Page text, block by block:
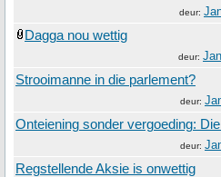
deur:
Dagga nou wettig
deur:
Strooimanne in die parlement?
deur:
Onteiening sonder vergoeding:
deur:
Regstellende Aksie is onwettig